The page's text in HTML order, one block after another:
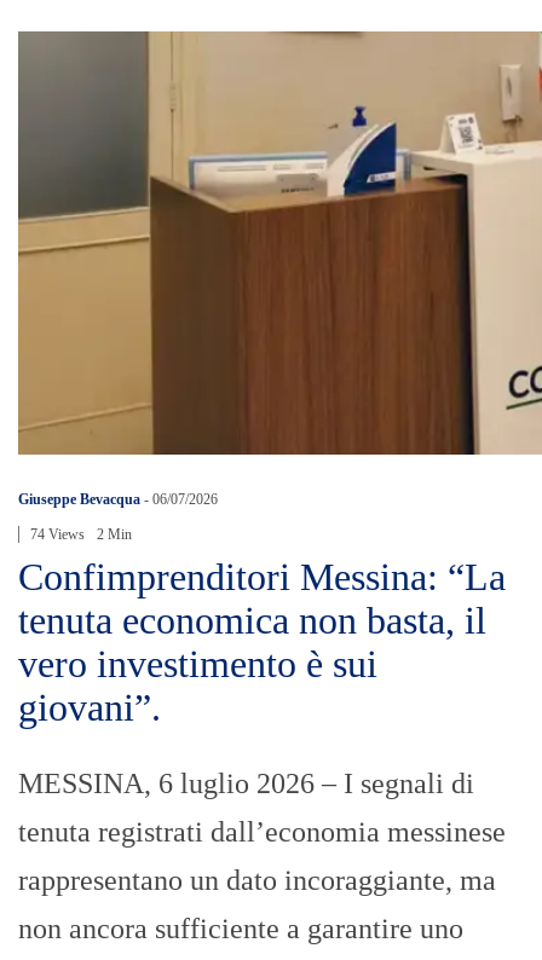
Giuseppe Bevacqua - 06/07/2026
74 Views 2 Min
Confimprenditori Messina: “La
tenuta economica non basta, il
vero investimento è sui
giovani”.
MESSINA, 6 luglio 2026 – I segnali di
tenuta registrati dall’economia messinese
rappresentano un dato incoraggiante, ma
non ancora sufficiente a garantire uno